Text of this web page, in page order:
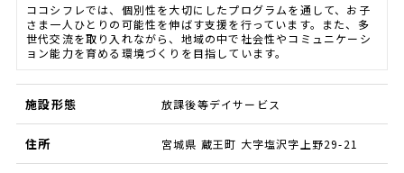
ココシフレでは、個別性を大切にしたプログラムを通して、お子
さま一人ひとりの可能性を伸ばす支援を行っています。また、多
世代交流を取り入れながら、地域の中で社会性やコミュニケーシ
ョン能力を育める環境づくりを目指しています。
施設形態 放課後等デイサービス
住所 宮城県 蔵王町 大字塩沢字上野29-21